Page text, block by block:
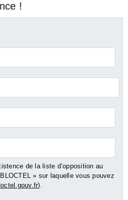
!
de la liste d’opposition au
» sur laquelle vous pouvez
).